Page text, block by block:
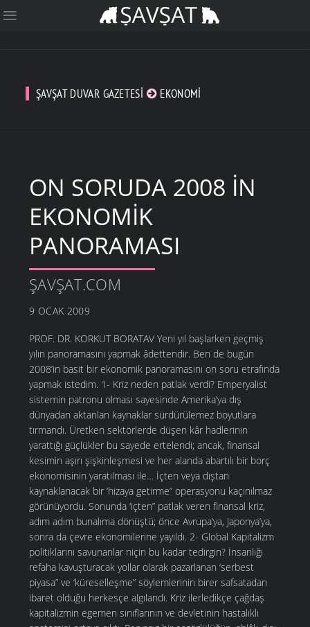
ŞAVŞAT DUVAR GAZETESI EKONOMI
ON SORUDA 2008 IN
EKONOMIK
PANORAMASI
ŞAVŞAT.COM
9 OCAK 2009
PROF. DR. KORKUT BORATAV Yeni yıl başlarken geçmiş
yılın panoramasını yapmak âdettendir. Ben de bugün
2008’in basit bir ekonomik panoramasını on soru etrafında
yapmak istedim. 1- Kriz neden patlak verdi? Emperyalist
sistemin patronu olması sayesinde Amerika’ya dış
dünyadan aktarılan kaynaklar sürdürülemez boyutlara
tırmandı. Üretken sektörlerde düşen kâr hadlerinin
yarattığı güçlükler bu sayede ertelendi; ancak, finansal
kesimin aşırı şişkinleşmesi ve her alanda abartılı bir borç
ekonomisinin yaratılması ile… İçten veya dıştan
kaynaklanacak bir ‘hizaya getirme” operasyonu kaçınılmaz
görünüyordu. Sonunda ‘içten” patlak veren finansal kriz,
adım adım bunalıma dönüştü; önce Avrupa’ya, Japonya’ya,
sonra da çevre ekonomilerine yayıldı. 2- Global Kapitalizm
politiklarını savunanlar niçin bu kadar tedirgin? İnsanlığı
refaha kavuşturacak yollar olarak pazarlanan ‘serbest
piyasa” ve ‘küreselleşme” söylemlerinin birer safsatadan
ibaret olduğu herkesçe algılandı. Kriz ilerledikçe çağdaş
kapitalizmin egemen sınıflarının ve devletinin hastalıklı